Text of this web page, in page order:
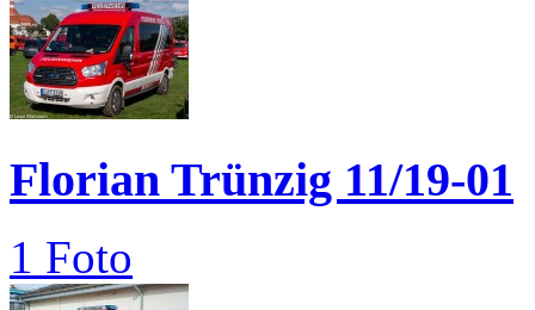
Florian Trünzig 11/19-01
1 Foto